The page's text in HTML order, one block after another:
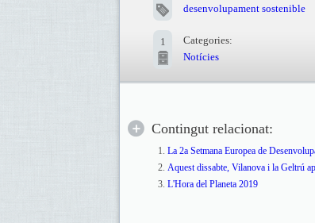
desenvolupament sostenible
1
Categories:
Notícies
Contingut relacionat:
La 2a Setmana Europea de
Aquest dissabte, Vilanova i la Geltrú
L'Hora del Planeta 2019